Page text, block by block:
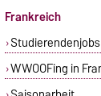
Frankreich
WWOOFing in